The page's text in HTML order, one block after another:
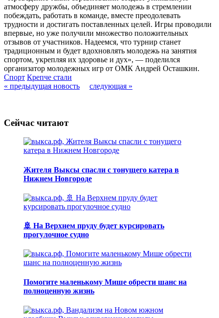
атмосферу дружбы, объединяет молодежь в стремлении
побеждать, работать в команде, вместе преодолевать
трудности и достигать поставленных целей. Игры проводили
впервые, но уже получили множество положительных
отзывов от участников. Надеемся, что турнир станет
традиционным и будет вдохновлять молодежь на занятия
спортом, укрепляя их здоровье и дух», — поделился
организатор молодежных игр от ОМК Андрей Осташкин.
Спорт Крепче стали
« предыдущая новость
следующая »
Сейчас читают
Жителя Выксы спасли с тонущего катера в
Нижнем Новгороде
🚢 На Верхнем пруду будет курсировать
прогулочное судно
Помогите маленькому Мише обрести шанс на
полноценную жизнь